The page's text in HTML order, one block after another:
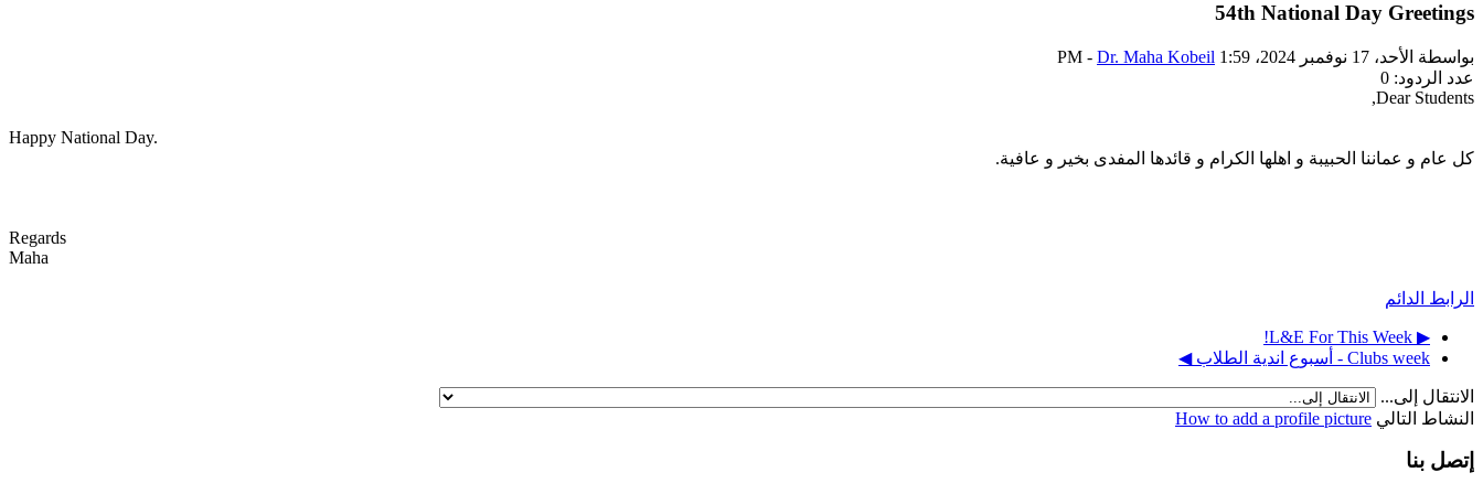
54th National Day Greetings
بواسطة الأحد، 17 نوفمبر 2024، 1:59 PM - Dr. Maha Kobeil
عدد الردود: 0
Dear Students,
Happy National Day.
كل عام و عماننا الحبيبة و اهلها الكرام و قائدها المفدى بخير و عافية.
Regards
Maha
الرابط الدائم
▶︎ L&E For This Week!
Clubs week - أسبوع اندية الطلاب ◀︎
الانتقال إلى...
النشاط التالي How to add a profile picture
إتصل بنا